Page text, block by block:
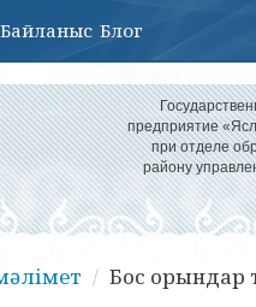
Байланыс Блог
предприятие
при отделе
району
Бос орындар